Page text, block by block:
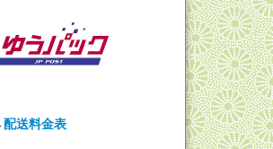
配送料金表